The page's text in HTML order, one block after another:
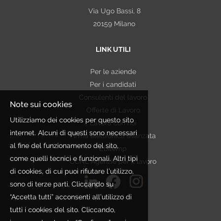
politico o sindacale, nonché lo stato di salute. In
alcuni casi tali Dati potrebbero essere strettamente
trattati esclusivamente per le finalità connesse
contrattuale/precontrattuale, legale, normativo,
regolamentare, nonché a disposizioni impartite da
autorità a ciò legittimate e da organi di vigilanza e
controllo. Qualora nei curricula inviati dai Candidati
siano presenti dati non pertinenti rispetto alla finalità
perseguita, Etjca si asterrà dall'utilizzare tali
In ogni caso tutti questi dati vengono trattati nel
rispetto della citata legge e degli obblighi di
Via Ugo Bassi, 8
20159 Milano
LINK UTILI
Per le aziende
Per i candidati
Consulenti del lavoro
Offerte di Lavoro
Lavora con noi
Firma elettronica avanzata
Ebitemp
CCNL Agenzie per il lavoro
Note sui cookies
Utilizziamo dei cookies per questo sito
internet. Alcuni di questi sono necessari
al fine del funzionamento del sito,
come quelli tecnici e funzionali. Altri tipi
di cookies, di cui puoi rifiutare l’utilizzo,
sono di terze parti. Cliccando su
“Accetta tutti” acconsenti all’utilizzo di
tutti i cookies del sito. Cliccando,